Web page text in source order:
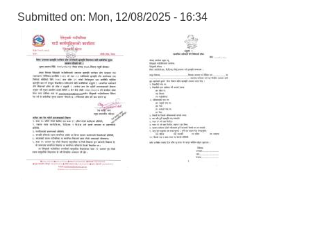
Submitted on: Mon, 12/08/2025 - 16:34